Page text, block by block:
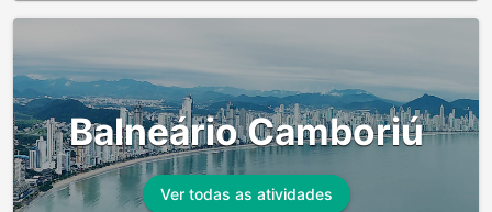
Balneário Camboriú
Ver todas as atividades